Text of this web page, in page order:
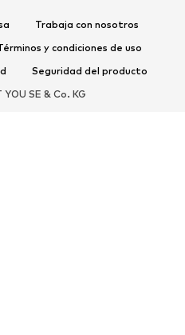
Zapatillas de casa
Trabaja con nosotros
y condiciones de uso
Seguridad del producto
SE & Co. KG